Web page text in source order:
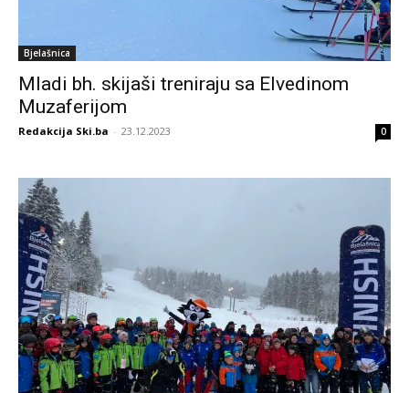
Bjelašnica
Mladi bh. skijaši treniraju sa Elvedinom
Muzaferijom
Redakcija Ski.ba - 23.12.2023 0